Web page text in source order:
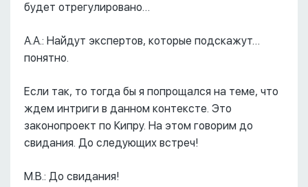
будет отрегулировано…
А.А.: Найдут экспертов, которые подскажут…
понятно.
Если так, то тогда бы я попрощался на теме, что
ждем интриги в данном контексте. Это
законопроект по Кипру. На этом говорим до
свидания. До следующих встреч!
М.В.: До свидания!